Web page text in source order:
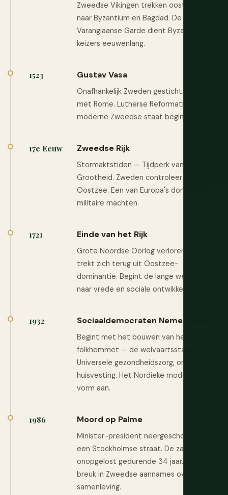
Zweedse Vikingen trekken oostwaarts
naar Byzantium en Bagdad. De
Varangiaanse Garde dient Byzantijnse
keizers eeuwenlang.
1523 Gustav Vasa
Onafhankelijk Zweden gesticht. Breuk
met Rome. Lutherse Reformatie. De
moderne Zweedse staat begint hier.
17e Eeuw Zweedse Rijk
Stormaktstiden — Tijdperk van
Grootheid. Zweden controleert de
Oostzee. Een van Europa's dominante
militaire machten.
1721 Einde van het Rijk
Grote Noordse Oorlog verloren. Zweden
trekt zich terug uit Oostzee-
dominantie. Begint de lange wending
naar vrede en sociale ontwikkeling.
1932 Sociaaldemocraten Nemen Macht
Begint met het bouwen van het
folkhemmet — de welvaartsstaat.
Universele gezondheidszorg, onderwijs,
huisvesting. Het Nordieke model neemt
vorm aan.
1986 Moord op Palme
Minister-president neergeschoten op
een Stockholmse straat. De zaak
onopgelost gedurende 34 jaar. Een
breuk in Zweedse aannames over hun
samenleving.